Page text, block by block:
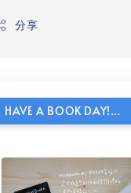
分享
HAVE A BOOK DAY!貼紙包加價購